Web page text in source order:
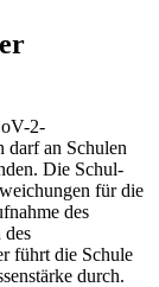
2-
darf an Schulen
Die Schul-
für die
des
des
führt die Schule
durch.